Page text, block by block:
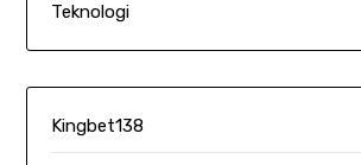
Teknologi
Kingbet138